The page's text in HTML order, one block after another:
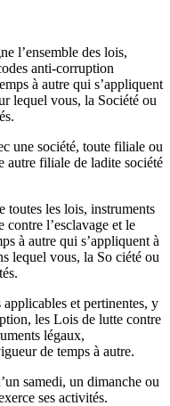
l’ensemble des lois,
anti-corruption
à autre qui s’appliquent
lequel vous, la Société ou
une société, toute filiale ou
autre filiale de ladite société
toutes les lois, instruments
contre l’esclavage et le
à autre qui s’appliquent à
lequel vous, la So ciété ou
et pertinentes, y
les Lois de lutte contre
légaux,
de temps à autre.
samedi, un dimanche ou
ses activités.